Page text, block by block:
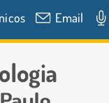
Email